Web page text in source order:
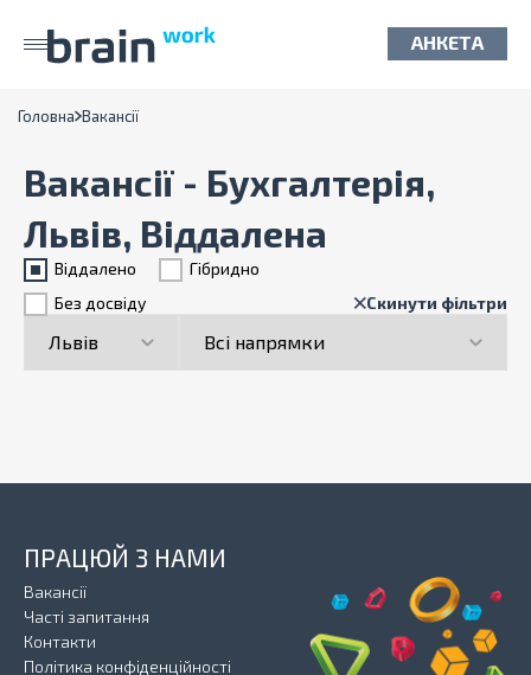
АНКЕТА
Головна Вакансії
Вакансії - Бухгалтерія,
Львів, Віддалена
Віддалено
Гiбридно
Без досвіду
Скинути фільтри
ПРАЦЮЙ З НАМИ
Вакансії
Часті запитання
Контакти
Політика конфіденційності